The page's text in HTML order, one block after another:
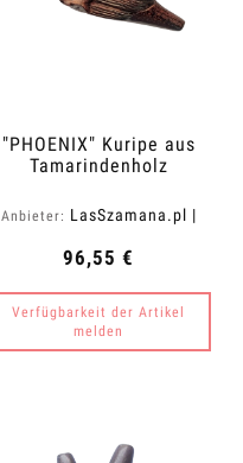
"PHOENIX" Kuripe aus
Tamarindenholz
Anbieter: LasSzamana.pl |
96,55 €
Verfügbarkeit der Artikel
melden